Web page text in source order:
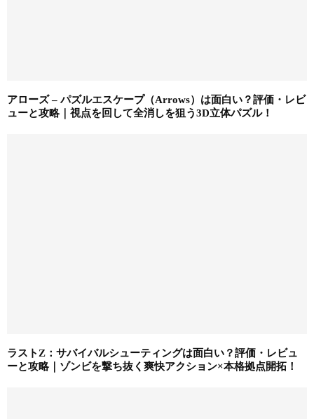
アローズ – パズルエスケープ（Arrows）は面白い？評価・レビ
ューと攻略｜視点を回して全消しを狙う3D立体パズル！
ラストZ：サバイバルシューティングは面白い？評価・レビュ
ーと攻略｜ゾンビを撃ち抜く爽快アクション×本格拠点開拓！